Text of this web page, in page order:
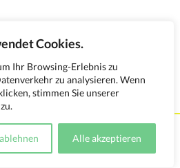
Cookies.
Ihr Browsing-Erlebnis zu
zu analysieren. Wenn
stimmen Sie unserer
Alle akzeptieren
Datenschutzerklärung